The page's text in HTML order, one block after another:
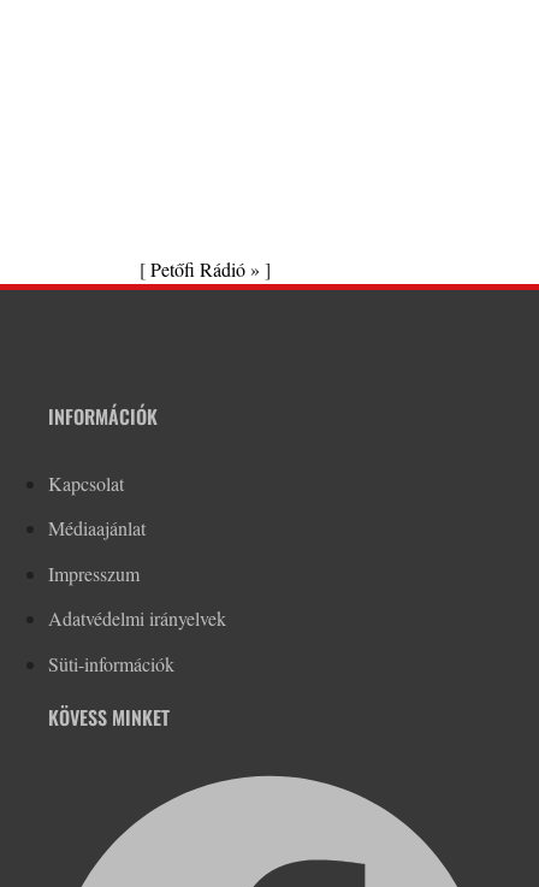
[Petőfi Rádió » ]
INFORMÁCIÓK
Kapcsolat
Médiaajánlat
Impresszum
Adatvédelmi irányelvek
Süti-információk
KÖVESS MINKET